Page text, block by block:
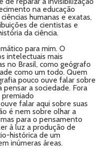
na educação
humanas e exatas,
de cientistas e
da ciência.
para mim. O
intelectuais mais
no Brasil, como geógrafo
como um todo. Quem
pouco ouve falar sobre
a sociedade. Fora
falar aqui sobre suas
é nem sobre olhar a
para o pensamento
à luz a produção de
histórica de um
inúmeras áreas.